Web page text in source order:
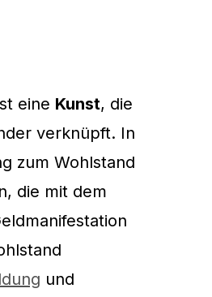
eine Kunst, die
verknüpft. In
zum Wohlstand
die mit dem
und